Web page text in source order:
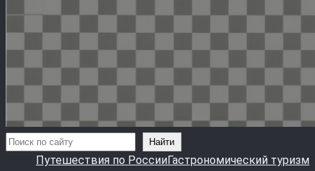
Поиск Найти
Путешествия по РоссииГастрономический туризм